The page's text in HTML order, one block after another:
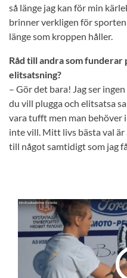
så länge jag kan för min
brinner verkligen för
länge som kroppen håller.
Råd till andra som funderar
elitsatsning?
– Gör det bara! Jag ser
du vill plugga och elitsatsa
vara tufft men man behöver
inte vill. Mitt livs bästa val
till något samtidigt som jag